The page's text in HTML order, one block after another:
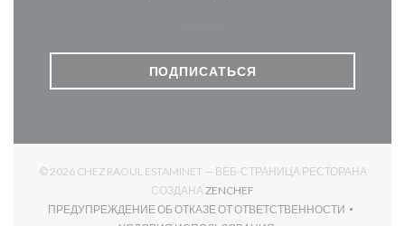
ПОДПИСАТЬСЯ
© 2026 CHEZ RAOUL ESTAMINET — ВЕБ-СТРАНИЦА РЕСТОРАНА
СОЗДАНА ZENCHEF
ПРЕДУПРЕЖДЕНИЕ ОБ ОТКАЗЕ ОТ ОТВЕТСТВЕННОСТИ
((ОТКРЫВАЕТСЯ В НОВОМ ОКНЕ))